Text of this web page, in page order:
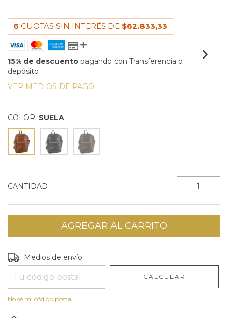
6 CUOTAS SIN INTERÉS DE $62.833,33
15% de descuento pagando con Transferencia o
depósito
VER MEDIOS DE PAGO
COLOR: SUELA
CANTIDAD
Entregas para el CP:
Medios de envío
CALCULAR
No sé mi código postal